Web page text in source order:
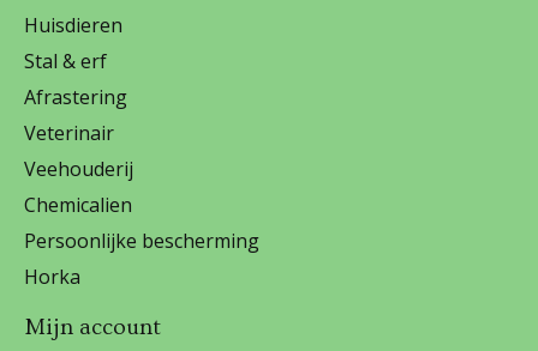
Huisdieren
Stal & erf
Afrastering
Veterinair
Veehouderij
Chemicalien
Persoonlijke bescherming
Horka
Mijn account